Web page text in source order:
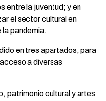
entre la juventud; y en
el sector cultural en
pandemia.
en tres apartados, para
a diversas
patrimonio cultural y artes